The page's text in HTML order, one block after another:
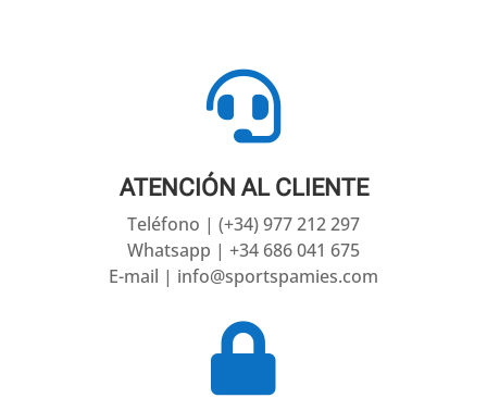

ATENCIÓN AL CLIENTE
Teléfono | (+34) 977 212 297
Whatsapp | +34 686 041 675
E-mail | info@sportspamies.com
